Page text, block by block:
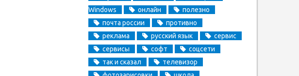
Windows
онлайн
полезно
почта россии
противно
реклама
русский язык
сервис
сервисы
софт
соцсети
так и сказал
телевизор